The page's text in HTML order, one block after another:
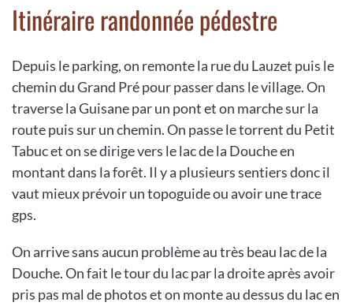
Itinéraire randonnée pédestre
Depuis le parking, on remonte la rue du Lauzet puis le
chemin du Grand Pré pour passer dans le village. On
traverse la Guisane par un pont et on marche sur la
route puis sur un chemin. On passe le torrent du Petit
Tabuc et on se dirige vers le lac de la Douche en
montant dans la forêt. Il y a plusieurs sentiers donc il
vaut mieux prévoir un topoguide ou avoir une trace
gps.
On arrive sans aucun problème au très beau lac de la
Douche. On fait le tour du lac par la droite après avoir
pris pas mal de photos et on monte au dessus du lac en